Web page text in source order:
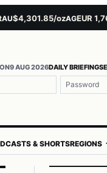
ozAGEUR
9 AUG 2026DAILY BRIEFING
& SHORTSREGIONS